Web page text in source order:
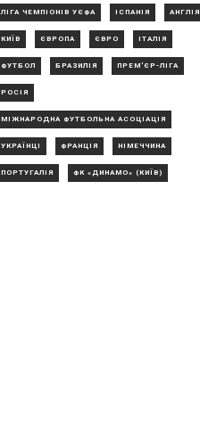
ЛІГА ЧЕМПІОНІВ УЄФА ІСПАНІЯ АНГЛІЯ
КИЇВ ЄВРОПА ЄВРО ІТАЛІЯ
ФУТБОЛ БРАЗИЛІЯ ПРЕМ'ЄР-ЛІГА
РОСІЯ
МІЖНАРОДНА ФУТБОЛЬНА АСОЦІАЦІЯ
УКРАЇНЦІ ФРАНЦІЯ НІМЕЧЧИНА
ПОРТУГАЛІЯ ФК «ДИНАМО» (КИЇВ)